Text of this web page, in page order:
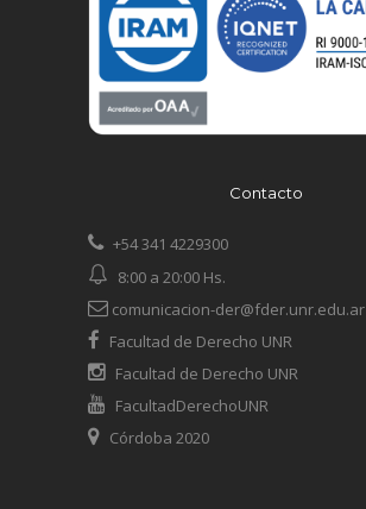
Contacto
+54 341 4229300
8:00 a 20:00 Hs.
comunicacion-der@fder.unr.edu.ar
Facultad de Derecho UNR
Facultad de Derecho UNR
FacultadDerechoUNR
Córdoba 2020